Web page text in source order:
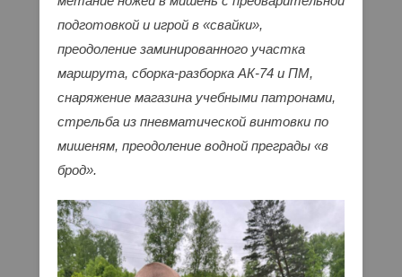
подготовкой и игрой в «свайки»,
преодоление заминированного участка
маршрута, сборка-разборка АК-74 и ПМ,
снаряжение магазина учебными патронами,
стрельба из пневматической винтовки по
мишеням, преодоление водной преграды «в
брод».